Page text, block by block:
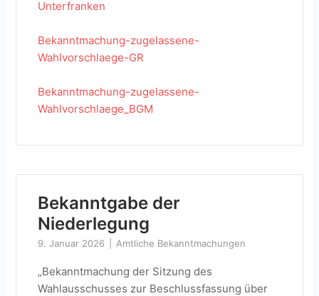
Unterfranken
Bekanntmachung-zugelassene-
Wahlvorschlaege-GR
Bekanntmachung-zugelassene-
Wahlvorschlaege_BGM
Bekanntgabe der
Niederlegung
9. Januar 2026 Amtliche Bekanntmachungen
„Bekanntmachung der Sitzung des
Wahlausschusses zur Beschlussfassung über